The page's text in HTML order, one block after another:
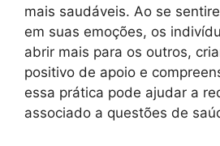
mais saudáveis. Ao se
em suas emoções, os
abrir mais para os outros,
positivo de apoio e
essa prática pode ajudar a
associado a questões de